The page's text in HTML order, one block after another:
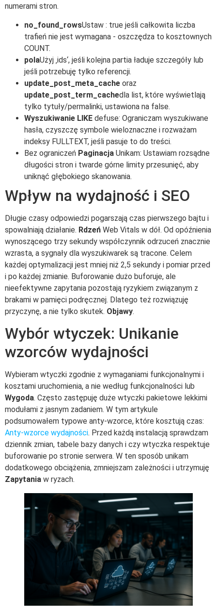
numerami stron.
no_found_rowsUstaw : true jeśli całkowita liczba
trafień nie jest wymagana - oszczędza to kosztownych
COUNT.
polaUżyj ‚ids‘, jeśli kolejna partia ładuje szczegóły lub
jeśli potrzebuję tylko referencji.
update_post_meta_cache oraz
update_post_term_cachedla list, które wyświetlają
tylko tytuły/permalinki, ustawiona na false.
Wyszukiwanie LIKE defuse: Ograniczam wyszukiwane
hasła, czyszczę symbole wieloznaczne i rozważam
indeksy FULLTEXT, jeśli pasuje to do treści.
Bez ograniczeń Paginacja Unikam: Ustawiam rozsądne
długości stron i twarde górne limity przesunięć, aby
uniknąć głębokiego skanowania.
Wpływ na wydajność i SEO
Długie czasy odpowiedzi pogarszają czas pierwszego bajtu i
spowalniają działanie. Rdzeń Web Vitals w dół. Od opóźnienia
wynoszącego trzy sekundy współczynnik odrzuceń znacznie
wzrasta, a sygnały dla wyszukiwarek są tracone. Celem
każdej optymalizacji jest mniej niż 2,5 sekundy i pomiar przed
i po każdej zmianie. Buforowanie dużo buforuje, ale
nieefektywne zapytania pozostają ryzykiem związanym z
brakami w pamięci podręcznej. Dlatego też rozwiązuję
przyczynę, a nie tylko skutek. Objawy.
Wybór wtyczek: Unikanie
wzorców wydajności
Wybieram wtyczki zgodnie z wymaganiami funkcjonalnymi i
kosztami uruchomienia, a nie według funkcjonalności lub
Wygoda. Często zastępuję duże wtyczki pakietowe lekkimi
modułami z jasnym zadaniem. W tym artykule
podsumowałem typowe anty-wzorce, które kosztują czas:
Anty-wzorce wydajności. Przed każdą instalacją sprawdzam
dziennik zmian, tabele bazy danych i czy wtyczka respektuje
buforowanie po stronie serwera. W ten sposób unikam
dodatkowego obciążenia, zmniejszam zależności i utrzymuję
Zapytania w ryzach.